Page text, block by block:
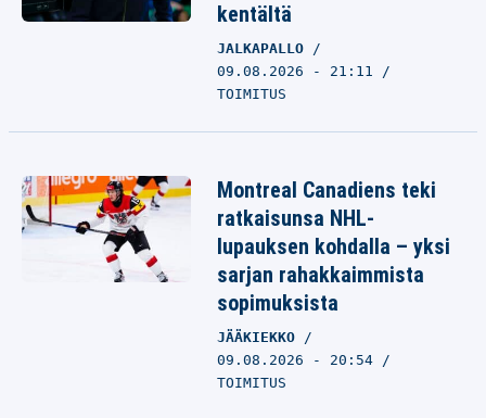
kentältä
JALKAPALLO
09.08.2026 - 21:11
TOIMITUS
Montreal Canadiens teki
ratkaisunsa NHL-
lupauksen kohdalla – yksi
sarjan rahakkaimmista
sopimuksista
JÄÄKIEKKO
09.08.2026 - 20:54
TOIMITUS